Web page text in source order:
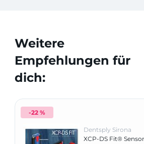
Weitere
Empfehlungen für
dich:
-22 %
Dentsply Sirona
XCP-DS Fit®